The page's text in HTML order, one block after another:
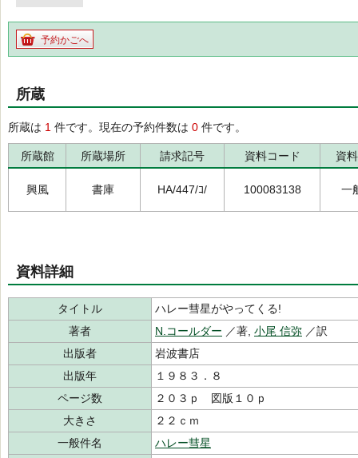
予約かごへ
所蔵
所蔵は 1 件です。現在の予約件数は 0 件です。
所蔵館 所蔵場所 請求記号 資料コード 資
興風 書庫 HA/447/ｺ/ 100083138 一
資料詳細
タイトル
ハレー彗星がやってくる!
著者
N.コールダー ／著, 小尾 信弥 ／訳
出版者
岩波書店
出版年
１９８３．８
ページ数
２０３ｐ 図版１０ｐ
大きさ
２２ｃｍ
一般件名
ハレー彗星